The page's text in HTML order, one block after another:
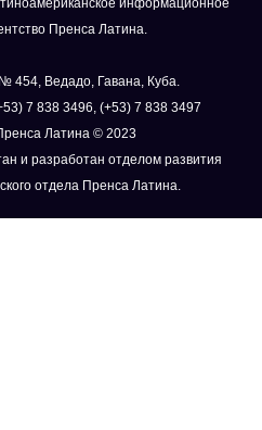
информационное
Пренса Латина.
454, Ведадо, Гавана, Куба.
7 838 3496, (+53) 7 838 3497
Латина © 2023
и разработан отделом развития
отдела Пренса Латина.